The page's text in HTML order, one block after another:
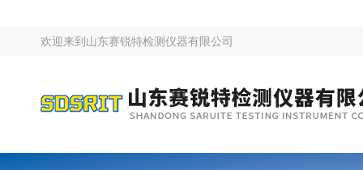
欢迎来到 山东赛锐特检测仪器有限公司